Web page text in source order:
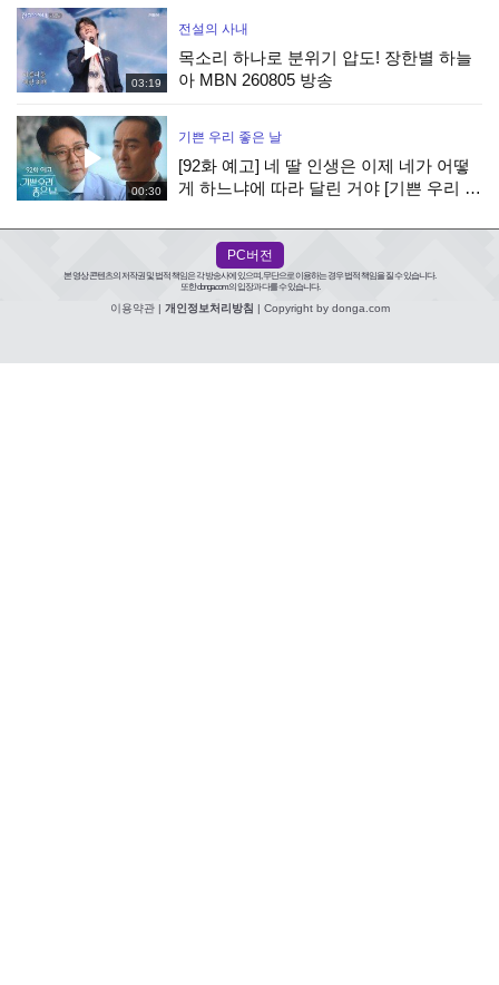
03:19
전설의 사내
목소리 하나로 분위기 압도! 장한별 하늘
아 MBN 260805 방송
00:30
기쁜 우리 좋은 날
[92화 예고] 네 딸 인생은 이제 네가 어떻
게 하느냐에 따라 달린 거야 [기쁜 우리 좋
PC버전
본 영상 콘텐츠의 저작권 및 법적 책임은 각 방송사에 있으며, 무단으로 이용하는 경우 법적 책임을 질 수 있습니다.
또한 donga.com의 입장과 다를 수 있습니다.
이용약관| 개인정보처리방침 | Copyright by donga.com